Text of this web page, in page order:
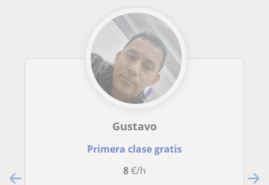
Gustavo
Primera clase gratis
8€/h